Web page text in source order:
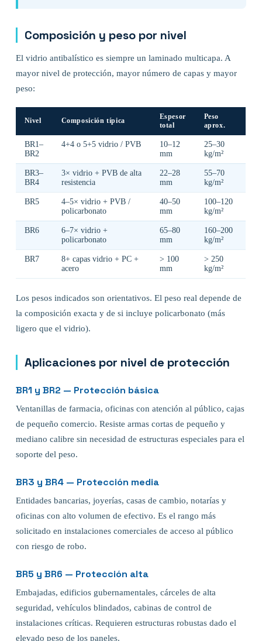
Composición y peso por nivel
El vidrio antibalístico es siempre un laminado multicapa. A
mayor nivel de protección, mayor número de capas y mayor
peso:
Nivel Composición típica
Espesor
total
Peso
aprox.
BR1–
BR2
4+4 o 5+5 vidrio / PVB
10–12
mm
25–30
kg/m²
BR3–
BR4
3× vidrio + PVB de alta
resistencia
22–28
mm
55–70
kg/m²
BR5
4–5× vidrio + PVB /
policarbonato
40–50
mm
100–120
kg/m²
BR6
6–7× vidrio +
policarbonato
65–80
mm
160–200
kg/m²
BR7
8+ capas vidrio + PC +
acero
> 100
mm
> 250
kg/m²
Los pesos indicados son orientativos. El peso real depende de
la composición exacta y de si incluye policarbonato (más
ligero que el vidrio).
Aplicaciones por nivel de protección
BR1 y BR2 — Protección básica
Ventanillas de farmacia, oficinas con atención al público, cajas
de pequeño comercio. Resiste armas cortas de pequeño y
mediano calibre sin necesidad de estructuras especiales para el
soporte del peso.
BR3 y BR4 — Protección media
Entidades bancarias, joyerías, casas de cambio, notarías y
oficinas con alto volumen de efectivo. Es el rango más
solicitado en instalaciones comerciales de acceso al público
con riesgo de robo.
BR5 y BR6 — Protección alta
Embajadas, edificios gubernamentales, cárceles de alta
seguridad, vehículos blindados, cabinas de control de
instalaciones críticas. Requieren estructuras robustas dado el
elevado peso de los paneles.